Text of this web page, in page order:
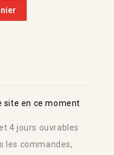
site en ce moment
4 jours ouvrables
les commandes,